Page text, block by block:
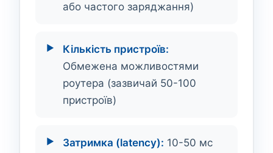
або частого заряджання)
Кількість пристроїв:
Обмежена можливостями
роутера (зазвичай 50-100
пристроїв)
Затримка (latency): 10-50 мс